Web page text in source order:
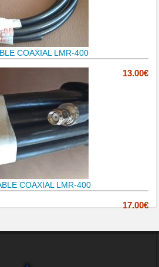
COAXIAL LMR-400
13.00€
COAXIAL LMR-400
17.00€